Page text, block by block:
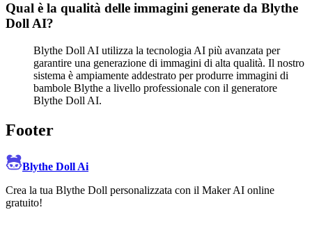
Qual è la qualità delle immagini generate da Blythe
Doll AI?
Blythe Doll AI utilizza la tecnologia AI più avanzata per
garantire una generazione di immagini di alta qualità. Il nostro
sistema è ampiamente addestrato per produrre immagini di
bambole Blythe a livello professionale con il generatore
Blythe Doll AI.
Footer
Blythe Doll Ai
Crea la tua Blythe Doll personalizzata con il Maker AI online
gratuito!